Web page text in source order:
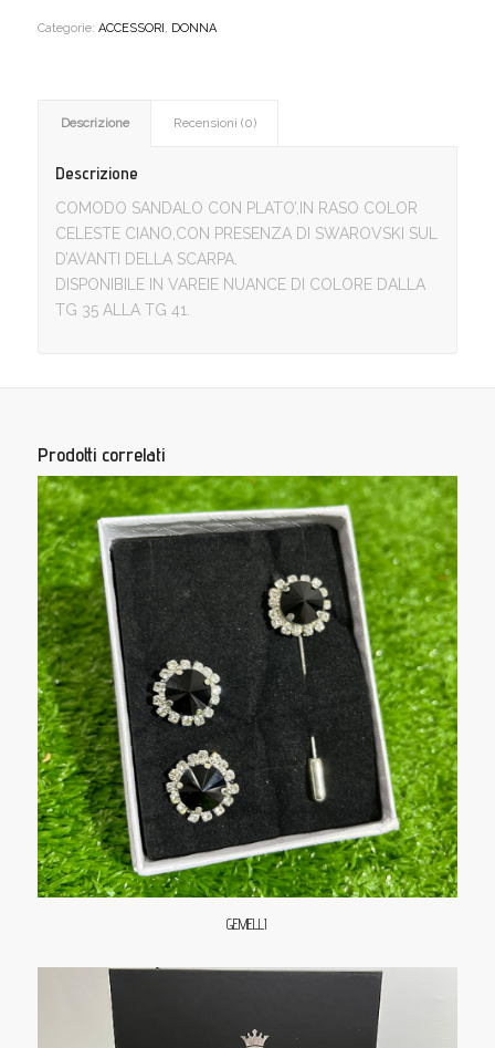
Categorie: ACCESSORI , DONNA
Descrizione Recensioni (0)
Descrizione
COMODO SANDALO CON PLATO’,IN RASO COLOR
CELESTE CIANO,CON PRESENZA DI SWAROVSKI SUL
D’AVANTI DELLA SCARPA.
DISPONIBILE IN VAREIE NUANCE DI COLORE DALLA
TG 35 ALLA TG 41.
Prodotti correlati
GEMELLI